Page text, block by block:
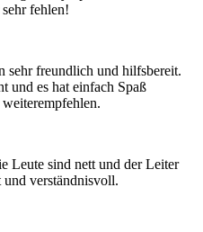
fehlen!
sehr freundlich und hilfsbereit.
und es hat einfach Spaß
Leute sind nett und der Leiter
verständnisvoll.